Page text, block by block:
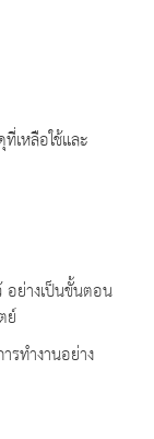
เหลือใช้และ
อย่างเป็นขั้นตอน
ย์
รทำงานอย่าง